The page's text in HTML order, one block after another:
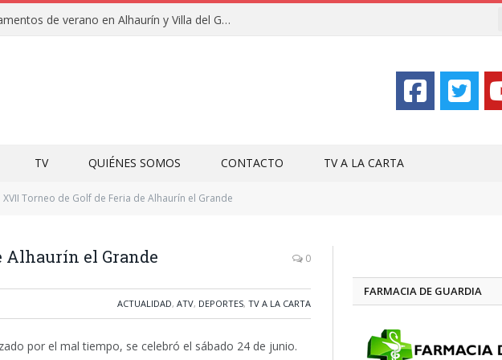
Clausuras de los campamentos de verano en Alhaurín y Villa del Guadalhorce 2026
TV QUIÉNES SOMOS CONTACTO TV A LA CARTA
XVII Torneo de Golf de Feria de Alhaurín el Grande
Alhaurín el Grande 0
ACTUALIDAD, ATV, DEPORTES, TV A LA CARTA
por el mal tiempo, se celebró el sábado 24 de junio.
FARMACIA DE GUARDIA